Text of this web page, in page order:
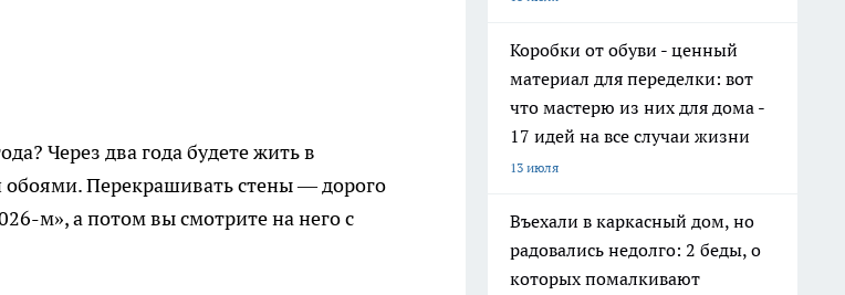
Через два года будете жить в
обоями. Перекрашивать стены — дорого
м», а потом вы смотрите на него с
Коробки от обуви - ценный
материал для переделки: вот
что мастерю из них для дома -
17 идей на все случаи жизни
13 июля
Въехали в каркасный дом, но
радовались недолго: 2 беды, о
которых помалкивают